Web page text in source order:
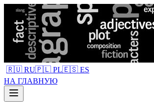
🇷🇺 RU🇵🇱 PL🇪🇸 ES
НА ГЛАВНУЮ